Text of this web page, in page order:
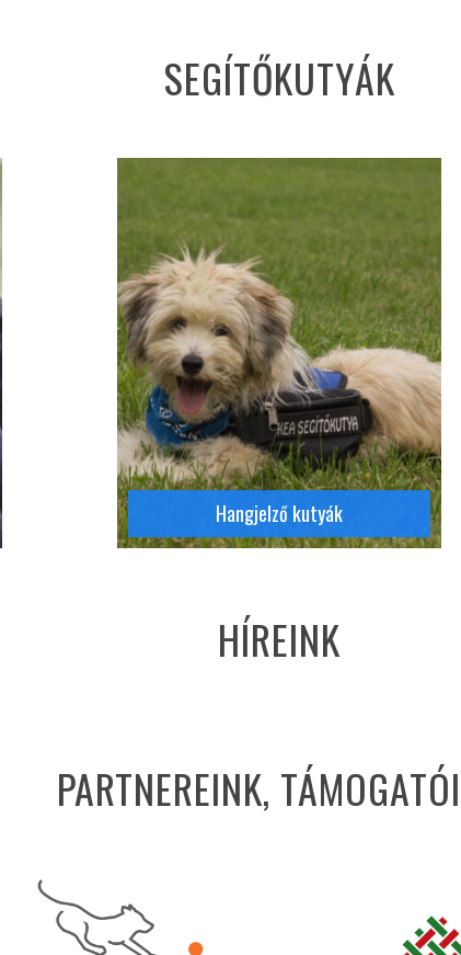
SEGÍTŐKUTYÁK
Hangjelző kutyák
Részletek
HÍREINK
PARTNEREINK,